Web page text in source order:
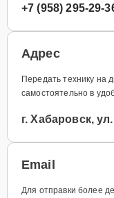
+7 (958) 295-29-
Адрес
Передать технику на
самостоятельно в
г. Хабаровск,
Email
Для отправки более